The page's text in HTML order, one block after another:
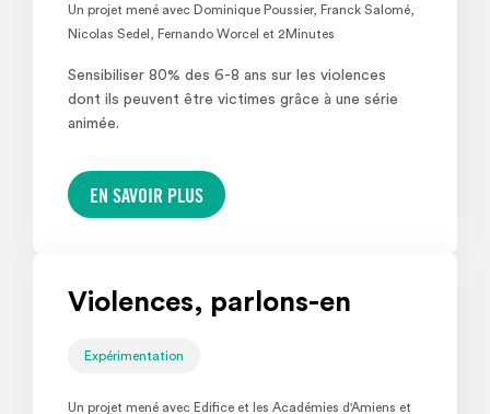
Un projet mené avec Dominique Poussier, Franck Salomé,
Nicolas Sedel, Fernando Worcel et 2Minutes
Sensibiliser 80% des 6-8 ans sur les violences
dont ils peuvent être victimes grâce à une série
animée.
EN SAVOIR PLUS
Violences, parlons-en
Expérimentation
Un projet mené avec Edifice et les Académies d'Amiens et